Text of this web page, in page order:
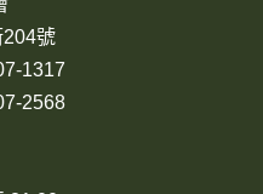
號
1317
2568